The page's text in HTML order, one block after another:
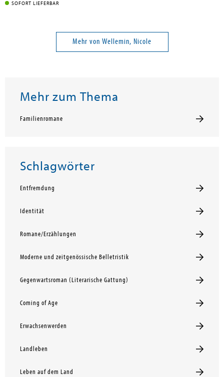
SOFORT LIEFERBAR
Mehr von Wellemin, Nicole
Mehr zum Thema
Familienromane
Schlagwörter
Entfremdung
Identität
Romane/Erzählungen
Moderne und zeitgenössische Belletristik
Gegenwartsroman (Literarische Gattung)
Coming of Age
Erwachsenwerden
Landleben
Leben auf dem Land